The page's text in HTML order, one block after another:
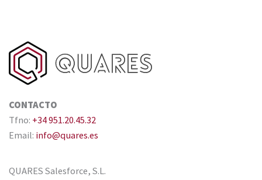
CONTACTO
Tfno: +34 951.20.45.32
Email: info@quares.es
QUARES Salesforce, S.L.